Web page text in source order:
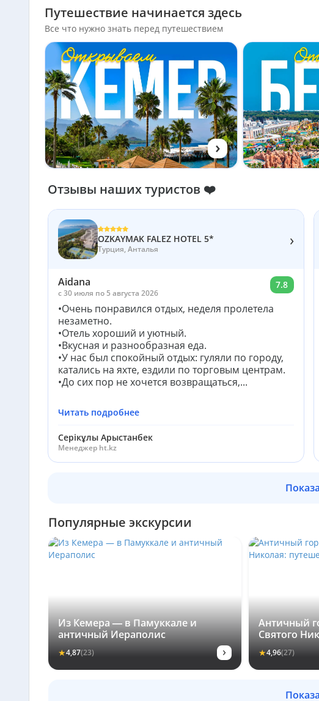
Путешествие начинается здесь
Все что нужно знать перед путешествием
›
Отзывы наших туристов ❤️
OZKAYMAK FALEZ HOTEL 5*
Турция, Анталья ›
Aidana
c 30 июля по 5 августа 2026
7.8
•Очень понравился отдых, неделя пролетела
незаметно.
•Отель хороший и уютный.
•Вкусная и разнообразная еда.
•У нас был спокойный отдых: гуляли по городу,
катались на яхте, ездили по торговым центрам.
•До сих пор не хочется возвращаться,...
Читать подробнее
Серікұлы Арыстанбек
Менеджер ht.kz
Популярные экскурсии
Из Кемера — в Памуккале и
античный Иераполис
★4,87(23) ›
Античный
Святого
Кемера
★4,96(27)